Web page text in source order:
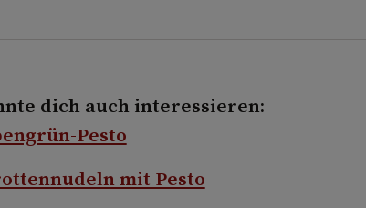
dich auch interessieren:
Pesto
mit Pesto